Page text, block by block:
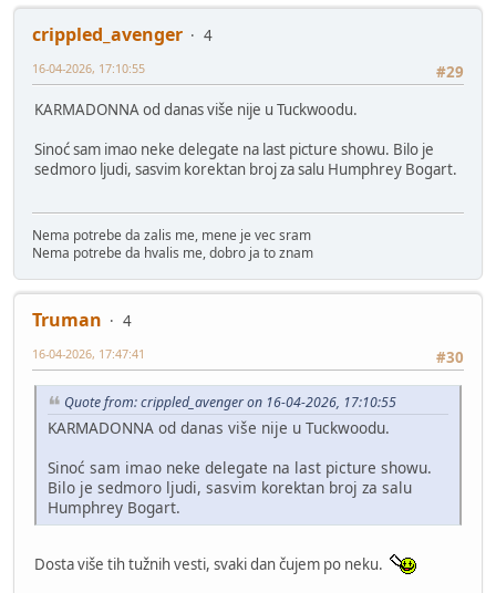
crippled_avenger
4
#29
16-04-2026, 17:10:55
KARMADONNA od danas više nije u Tuckwoodu.
Sinoć sam imao neke delegate na last picture showu. Bilo je
sedmoro ljudi, sasvim korektan broj za salu Humphrey Bogart.
Nema potrebe da zalis me, mene je vec sram
Nema potrebe da hvalis me, dobro ja to znam
Truman
4
#30
16-04-2026, 17:47:41
Quote from: crippled_avenger on 16-04-2026, 17:10:55
KARMADONNA od danas više nije u Tuckwoodu.
Sinoć sam imao neke delegate na last picture showu.
Bilo je sedmoro ljudi, sasvim korektan broj za salu
Humphrey Bogart.
Dosta više tih tužnih vesti, svaki dan čujem po neku.